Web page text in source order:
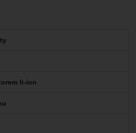
li-ion